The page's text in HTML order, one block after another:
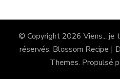
© Copyright 2026 Viens... je
réservés. Blossom Recipe |
Themes. Propulsé